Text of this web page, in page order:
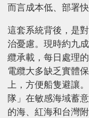
而言成本低、部署快
這套系統背後，是
治憂慮。現時約九
纜承載，每日處理
電纜大多缺乏實體
上，方便船隻避讓
隊」在敏感海域蓄
的海、紅海和台灣